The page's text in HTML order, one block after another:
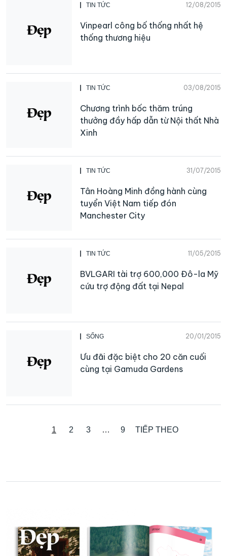
TIN TỨC 12/08/2015
Vinpearl công bố thống nhất hệ
thống thương hiệu
TIN TỨC 03/08/2015
Chương trình bốc thăm trúng
thưởng đầy hấp dẫn từ Nội thất Nhà
Xinh
TIN TỨC 31/07/2015
Tân Hoàng Minh đồng hành cùng
tuyển Việt Nam tiếp đón
Manchester City
TIN TỨC 11/05/2015
BVLGARI tài trợ 600,000 Đô-la Mỹ
cứu trợ động đất tại Nepal
SỐNG 20/01/2015
Ưu đãi đặc biệt cho 20 căn cuối
cùng tại Gamuda Gardens
1 2 3 … 9 TIẾP THEO